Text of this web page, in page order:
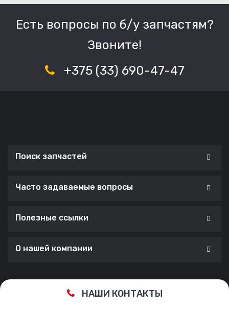
Есть вопросы по б/у запчастям?
Звоните!
+375 (33) 690-47-47
Поиск запчастей
Часто задаваемые вопросы
Полезные ссылки
О нашей компании
Сделано с ❤️ вCherry Lab Agency
НАШИ КОНТАКТЫ